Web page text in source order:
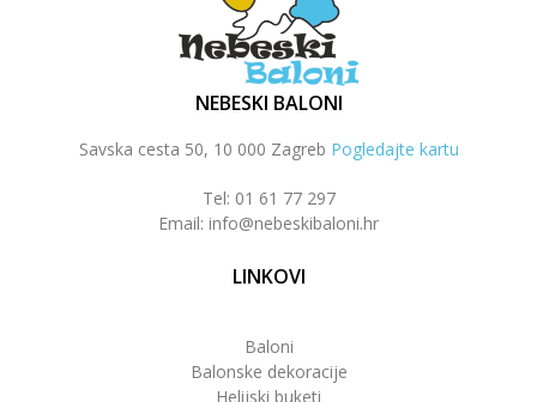
NEBESKI BALONI
Savska cesta 50, 10 000 Zagreb Pogledajte kartu
Tel: 01 61 77 297
Email: info@nebeskibaloni.hr
LINKOVI
Baloni
Balonske dekoracije
Helijski buketi